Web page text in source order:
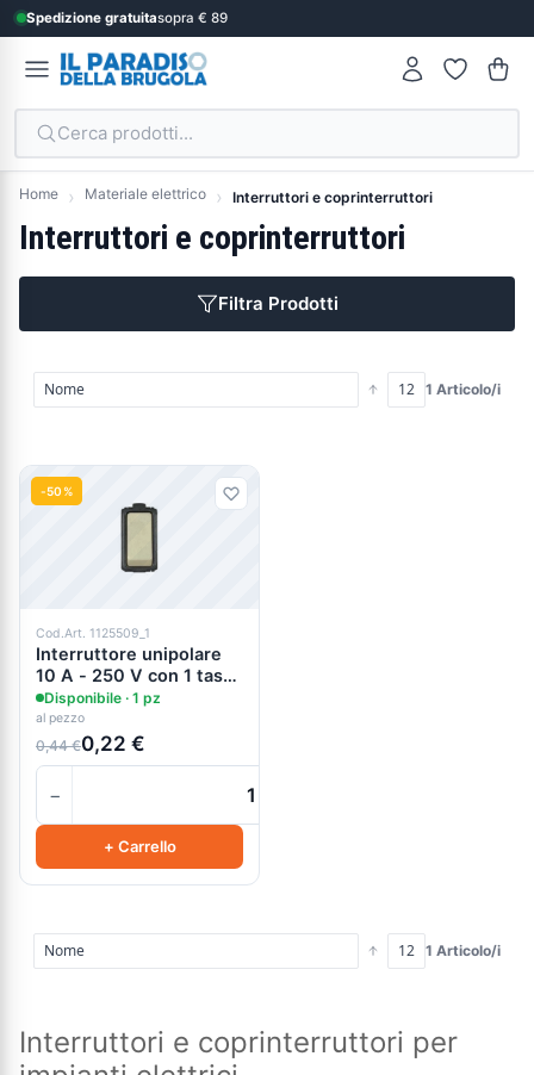
Spedizione gratuitasopra € 89
Cerca prodotti...
Home Materiale elettrico Interruttori e coprinterruttori
Interruttori e coprinterruttori
Filtra Prodotti
1 Articolo/i
Prodotti
-50%
Cod.Art. 1125509_1
Interruttore unipolare
10 A - 250 V con 1 tasto
singolo Avorio
Disponibile · 1 pz
al pezzo
0,44 €0,22 €
−
+ Carrello
1 Articolo/i
Interruttori e coprinterruttori per